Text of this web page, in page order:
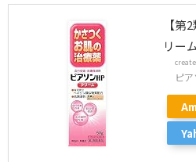
【
リー
ピ